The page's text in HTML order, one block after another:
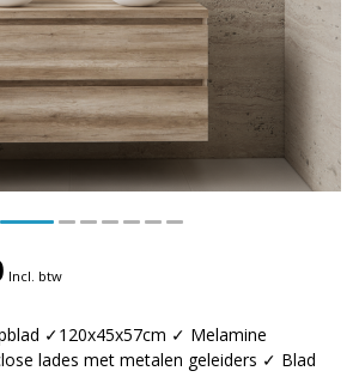
Incl. btw
✓120x45x57cm ✓ Melamine
lades met metalen geleiders ✓ Blad